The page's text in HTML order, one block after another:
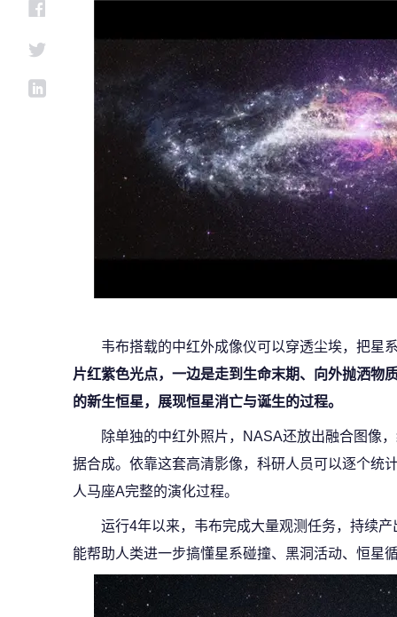
韦布搭载的中红外成像仪可以穿透尘埃，把星
片红紫色光点，一边是走到生命末期、向外抛洒物
的新生恒星，展现恒星消亡与诞生的过程。
除单独的中红外照片，NASA还放出融合图像
据合成。依靠这套高清影像，科研人员可以逐个统
人马座A完整的演化过程。
运行4年以来，韦布完成大量观测任务，持续
能帮助人类进一步搞懂星系碰撞、黑洞活动、恒星